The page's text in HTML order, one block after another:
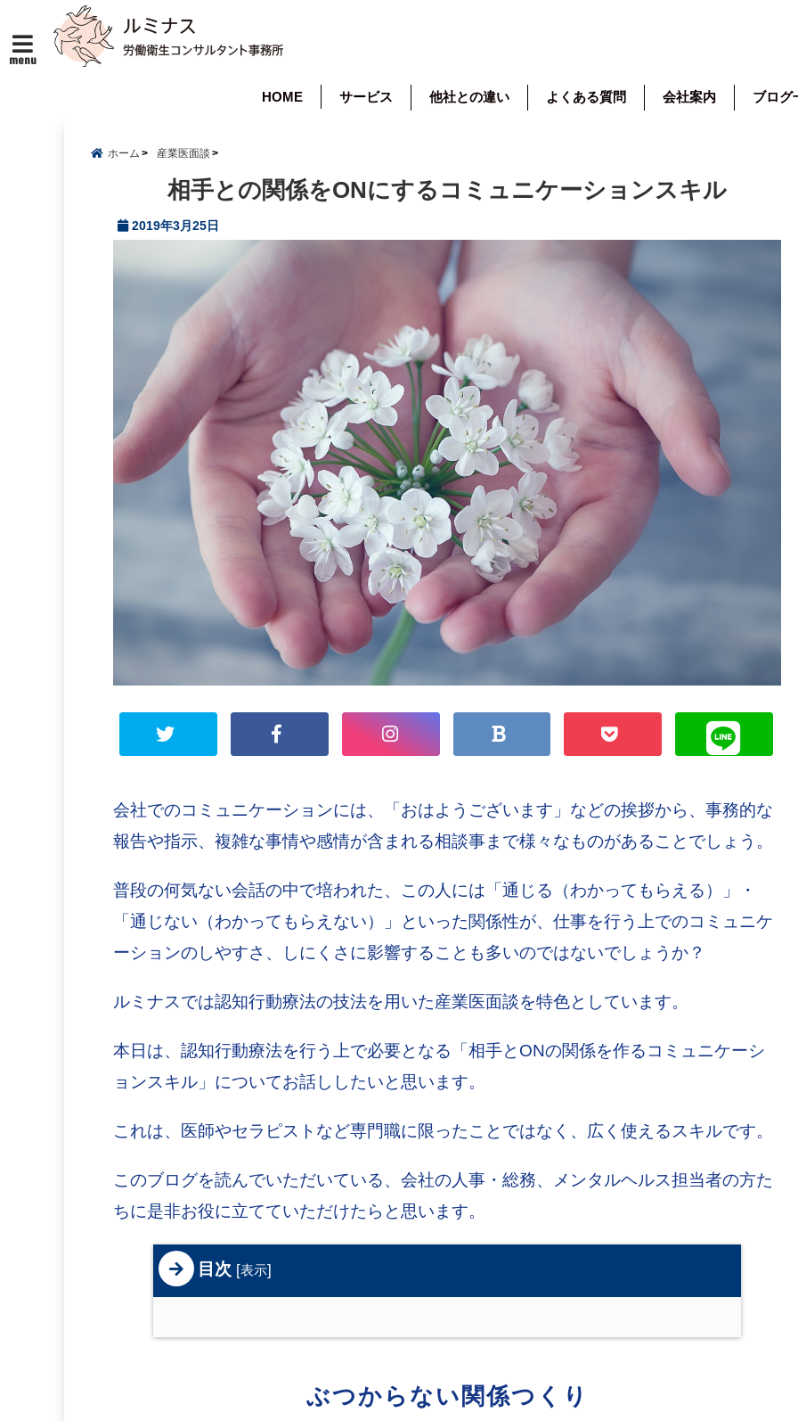
menu
HOME サービス 他社との違い よくある質問 会社案内 ブログ
ホーム 産業医面談
相手との関係をONにするコミュニケーションスキル
2019年3月25日
会社でのコミュニケーションには、「おはようございます」などの挨拶から、事務的な
報告や指示、複雑な事情や感情が含まれる相談事まで様々なものがあることでしょう。
普段の何気ない会話の中で培われた、この人には「通じる（わかってもらえる）」・
「通じない（わかってもらえない）」といった関係性が、仕事を行う上でのコミュニケ
ーションのしやすさ、しにくさに影響することも多いのではないでしょうか？
ルミナスでは認知行動療法の技法を用いた産業医面談を特色としています。
本日は、認知行動療法を行う上で必要となる「相手とONの関係を作るコミュニケーシ
ョンスキル」についてお話ししたいと思います。
これは、医師やセラピストなど専門職に限ったことではなく、広く使えるスキルです。
このブログを読んでいただいている、会社の人事・総務、メンタルヘルス担当者の方た
ちに是非お役に立てていただけたらと思います。
目次 [表示]
ぶつからない関係つくり